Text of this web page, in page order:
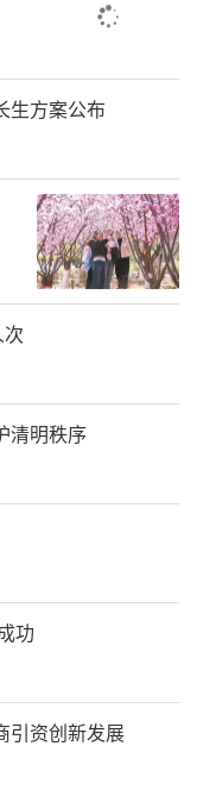
生方案公布
清明秩序
功
引资创新发展